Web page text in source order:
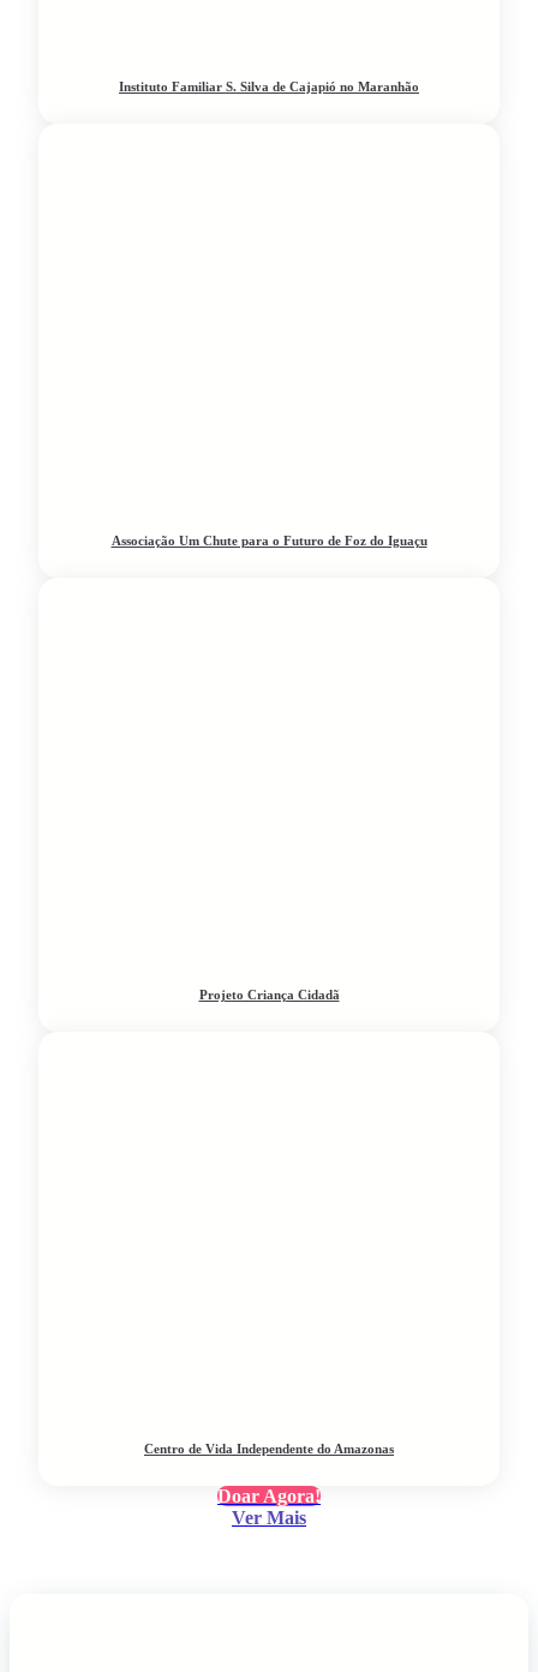
Instituto Familiar S. Silva de Cajapió no Maranhão
Associação Um Chute para o Futuro de Foz do Iguaçu
Projeto Criança Cidadã
Centro de Vida Independente do Amazonas
Doar Agora!
Ver Mais